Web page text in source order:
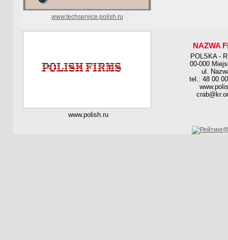
www.techservice.polish.ru
NAZWA
POLSKA -
00-000
ul.
tel.: 48 00
www.polish.ru